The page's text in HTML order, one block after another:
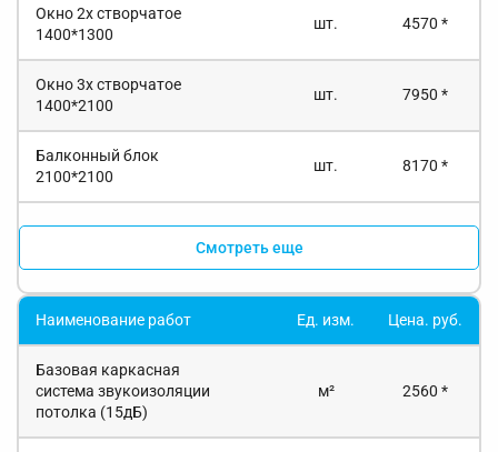
Окно 2х створчатое
1400*1300
шт. 4570 *
Окно 3х створчатое
1400*2100
шт. 7950 *
Балконный блок
2100*2100
шт. 8170 *
Смотреть еще
Наименование работ Ед. изм. Цена. руб.
Базовая каркасная
система звукоизоляции
потолка (15дБ)
м² 2560 *